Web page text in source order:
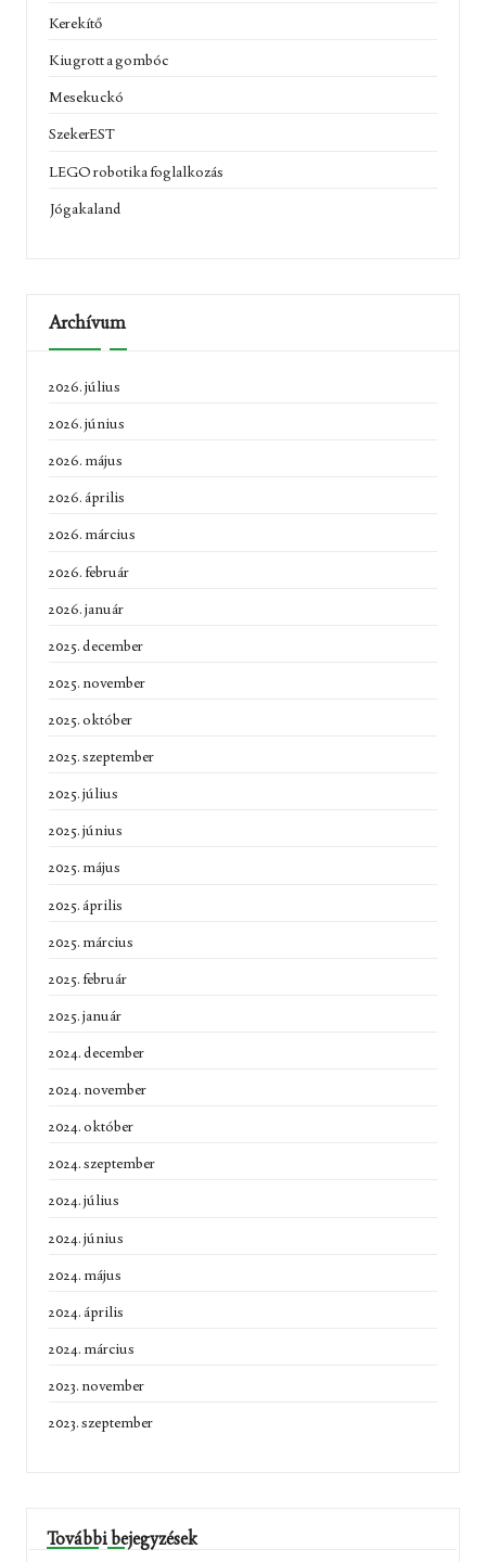
Kerekítő
Kiugrott a gombóc
Mesekuckó
SzekerEST
LEGO robotika foglalkozás
Jógakaland
Archívum
2026. július
2026. június
2026. május
2026. április
2026. március
2026. február
2026. január
2025. december
2025. november
2025. október
2025. szeptember
2025. július
2025. június
2025. május
2025. április
2025. március
2025. február
2025. január
2024. december
2024. november
2024. október
2024. szeptember
2024. július
2024. június
2024. május
2024. április
2024. március
2023. november
2023. szeptember
További bejegyzések